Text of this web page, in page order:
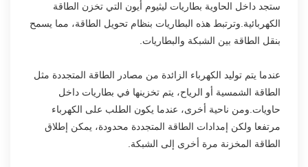
ستجد داخل الحاوية بطاريات ليثيوم أيون التي تخزن الطاقة
الكهربائية.وترتبط هذه البطاريات بنظام تحويل الطاقة، مما يسمح
بنقل الطاقة بين الشبكة والبطاريات.
عندما يتم توليد الكهرباء الزائدة من مصادر الطاقة المتجددة مثل
الطاقة الشمسية أو الرياح، يتم تخزينها في بطاريات داخل
حاويات.ومن ناحية أخرى، عندما يكون الطلب على الكهرباء
مرتفعا ولكن إمدادات الطاقة المتجددة محدودة، يمكن إطلاق
الطاقة المخزنة مرة أخرى إلى الشبكة.